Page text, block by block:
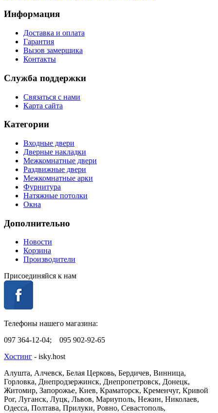
Информация
Доставка и оплата
Гарантия
Вызов замерщика
Контакты
Служба поддержки
Связаться с нами
Карта сайта
Категории
Входные двери
Дверные накладки
Межкомнатные двери
Раздвижные двери
Межкомнатные арки
Фурнитура
Натяжные потолки
Окна
Дополнительно
Новости
Корзина
Производители
Присоединяйся к нам
Телефоны нашего магазина:
097 364-12-04; 095 902-92-65
Хостинг - isky.host
Алушта, Алчевск, Белая Церковь, Бердичев, Винница,
Горловка, Днепродзержинск, Днепропетровск, Донецк,
Житомир, Запорожье, Киев, Краматорск, Кременчуг, Кривой
Рог, Луганск, Луцк, Львов, Мариуполь, Нежин, Николаев,
Одесса, Полтава, Прилуки, Ровно, Севастополь,